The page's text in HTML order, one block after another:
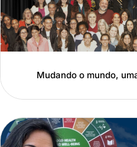
Mudando o mundo,